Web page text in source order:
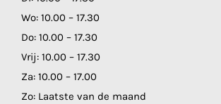
Wo: 10.00 – 17.30
Do: 10.00 – 17.30
Vrij: 10.00 – 17.30
Za: 10.00 – 17.00
Zo: Laatste van de maand